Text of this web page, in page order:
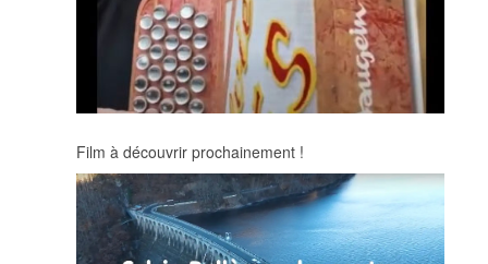
Film à découvrir prochainement !